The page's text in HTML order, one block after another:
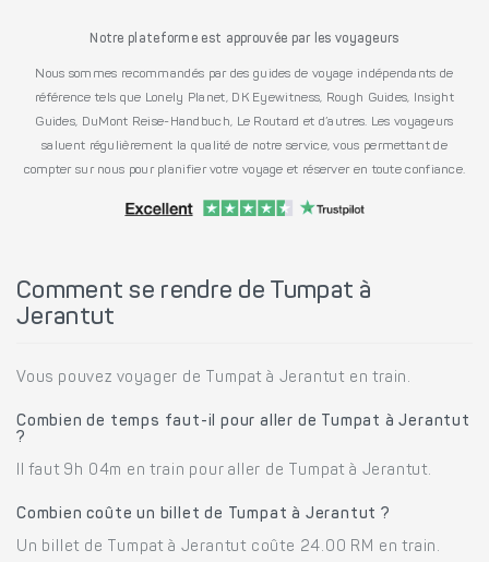
Notre plateforme est approuvée par les voyageurs
Nous sommes recommandés par des guides de voyage indépendants de
référence tels que Lonely Planet, DK Eyewitness, Rough Guides, Insight
Guides, DuMont Reise-Handbuch, Le Routard et d’autres. Les voyageurs
saluent régulièrement la qualité de notre service, vous permettant de
compter sur nous pour planifier votre voyage et réserver en toute confiance.
Comment se rendre de Tumpat à
Jerantut
Vous pouvez voyager de Tumpat à Jerantut en train.
Combien de temps faut-il pour aller de Tumpat à Jerantut
?
Il faut 9h 04m en train pour aller de Tumpat à Jerantut.
Combien coûte un billet de Tumpat à Jerantut ?
Un billet de Tumpat à Jerantut coûte 24.00 RM en train.